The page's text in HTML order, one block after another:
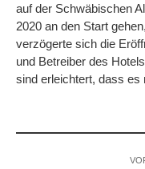
auf der Schwäbischen
2020 an den Start
verzögerte sich die
und Betreiber des
sind erleichtert, dass es